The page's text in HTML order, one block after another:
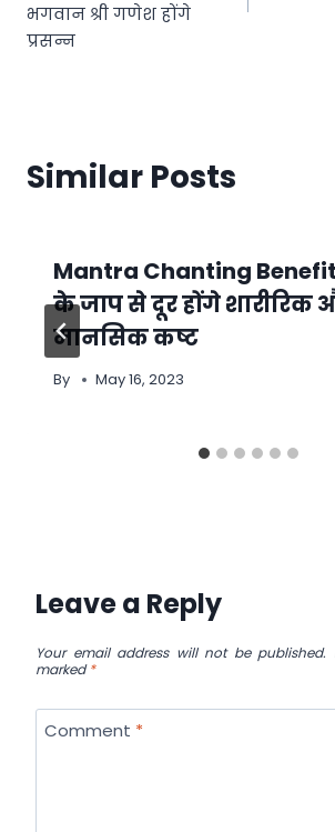
भगवान श्री गणेश होंगे
प्रसन्न
Similar Posts
Mantra Chanting
के जाप से दूर होंगे शारीरिक
मानसिक कष्ट
By May 16, 2023
Leave a Reply
Your email address will not be published.
marked*
Comment *